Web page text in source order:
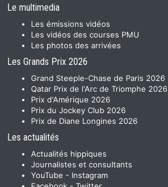
Le multimedia
Les émissions vidéos
Les vidéos des courses PMU
Les photos des arrivées
Les Grands Prix 2026
Grand Steeple-Chase de Paris 2026
Qatar Prix de l'Arc de Triomphe 2026
Prix d'Amérique 2026
Prix du Jockey Club 2026
Prix de Diane Longines 2026
Les actualités
Actualités hippiques
Journalistes et consultants
YouTube - Instagram